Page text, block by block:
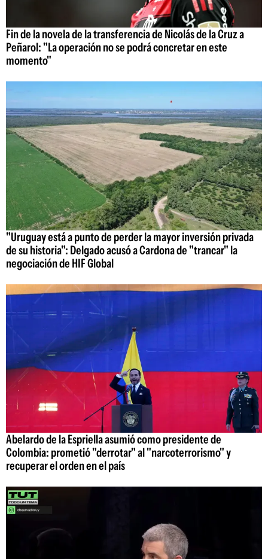
Fin de la novela de la transferencia de Nicolás de la Cruz a
Peñarol: "La operación no se podrá concretar en este
momento"
"Uruguay está a punto de perder la mayor inversión privada
de su historia": Delgado acusó a Cardona de "trancar" la
negociación de HIF Global
Abelardo de la Espriella asumió como presidente de
Colombia: prometió "derrotar" al "narcoterrorismo" y
recuperar el orden en el país